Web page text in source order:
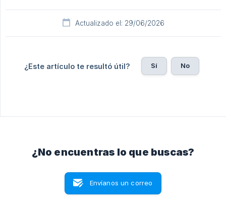
Actualizado el: 29/06/2026
¿Este artículo te resultó útil? Sí No
¿No encuentras lo que buscas?
Envíanos un correo